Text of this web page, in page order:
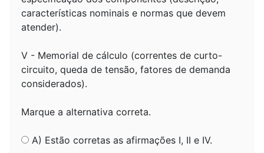
características nominais e normas que devem
atender).
V - Memorial de cálculo (correntes de curto-
circuito, queda de tensão, fatores de demanda
considerados).
Marque a alternativa correta.
A) Estão corretas as afirmações I, II e IV.